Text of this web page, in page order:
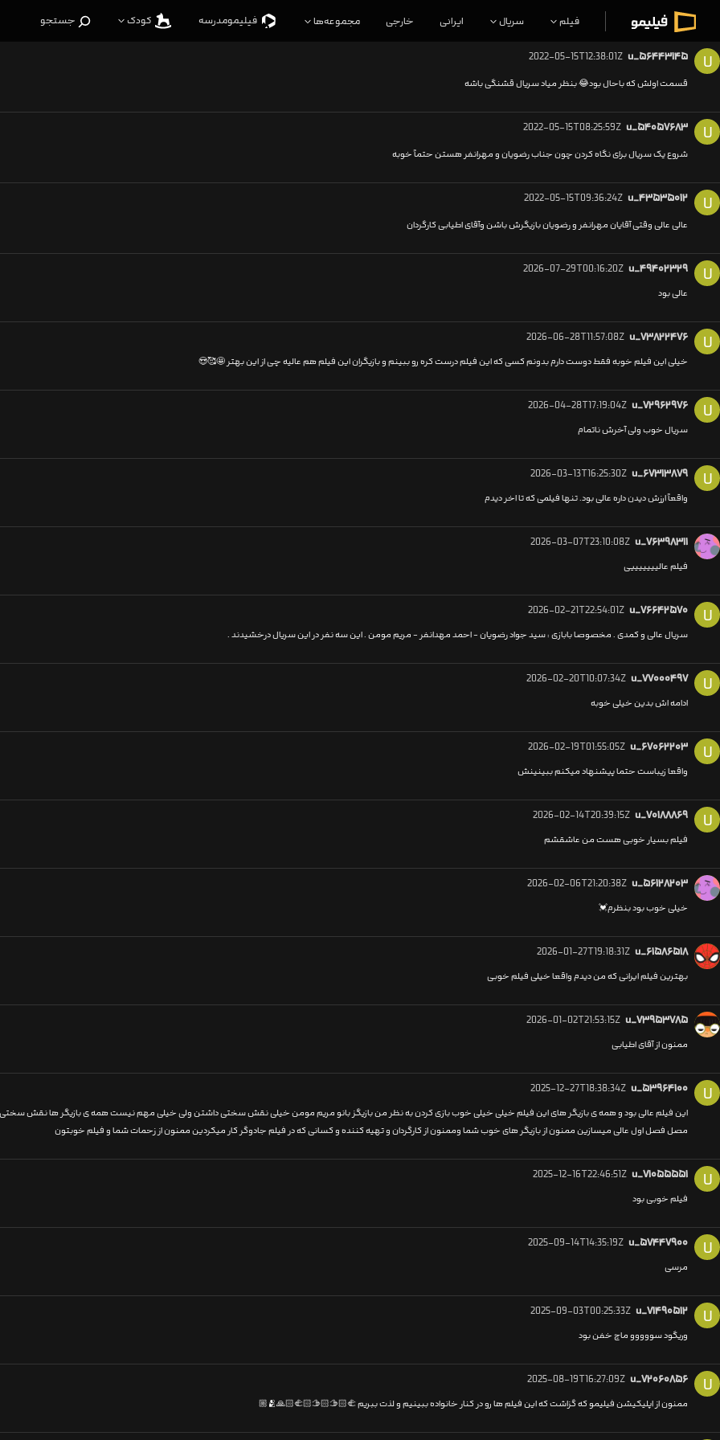
فیلم سریال ایرانی خارجی مجموعه‌ها فیلیمو‌مدرسه کودک جستجو
U u_۵۶۴۴۳۱۴۵ 2022-05-15T12:38:01Z
قسمت اولش که باحال بود😂 بنظر میاد سریال قشنگی باشه
U u_۵۴۰۵۷۶۸۳ 2022-05-15T08:25:59Z
شروع یک سریال برای نگاه کردن چون جناب رضویان و مهرانفر هستن حتماً خوبه
U u_۴۳۵۳۵۰۱۲ 2022-05-15T09:36:24Z
عالی عالی وقتی آقایان مهرانفر و رضویان بازیگرش باشن وآقای اطیابی کارگردان
U u_۴۹۴۰۲۳۲۹ 2026-07-29T00:16:20Z
عالی بود
U u_۷۳۸۲۲۴۷۶ 2026-06-28T11:57:08Z
خیلی این فیلم خوبه فقط دوست دارم بدونم کسی که این فیلم درست کره رو ببینم و بازیگران این فیلم هم عالیه چی از این بهتر 🤩🥰😍
U u_۷۲۹۶۲۹۷۶ 2026-04-28T17:19:04Z
سریال خوب ولی آخرش ناتمام
U u_۶۷۳۱۳۸۷۹ 2026-03-13T16:25:30Z
واقعاً ارزش دیدن داره عالی بود. تنها فیلمی که تا اخر دیدم
u_۷۶۳۹۸۳۱۱ 2026-03-07T23:10:08Z
فیلم عالیییییییی
U u_۷۶۶۴۲۵۷۰ 2026-02-21T22:54:01Z
سریال عالی و کمدی . مخصوصا بابازی : سید جواد رضویان - احمد مهدانفر - مریم مومن . این سه نفر در این سریال درخشیدند .
U u_۷۷۰۰۰۴۹۷ 2026-02-20T10:07:34Z
ادامه اش بدین خیلی خوبه
U u_۶۷۰۶۲۲۰۳ 2026-02-19T01:55:05Z
واقعا زیباست حتما پیشنهاد میکنم ببینینش
U u_۷۰۱۸۸۸۶۹ 2026-02-14T20:39:15Z
فیلم بسیار خوبی هست من عاشقشم
u_۵۶۱۲۸۲۰۳ 2026-02-06T21:20:38Z
خیلی خوب بود بنظرم💓
u_۶۱۵۸۶۵۱۸ 2026-01-27T19:18:31Z
بهترین فیلم ایرانی که من دیدم واقعا خیلی فیلم خوبی
u_۷۳۹۵۳۷۸۵ 2026-01-02T21:53:15Z
ممنون از آقای اطیابی
U u_۵۳۹۶۴۱۰۰ 2025-12-27T18:38:34Z
مصل فصل اول عالی میسازین ممنون از بازیگر های خوب شما وممنون از کارگردان و تهیه کننده و کسانی که در فیلم جادوگر کار میکردین ممنون از زحمات شما و فیلم خوبتون
U u_۷۱۰۵۵۵۵۱ 2025-12-16T22:46:51Z
فیلم خوبی بود
U u_۵۷۴۴۷۹۰۰ 2025-09-14T14:35:19Z
مرسی
U u_۷۱۴۹۰۵۱۲ 2025-09-03T00:25:33Z
وریگود سووووو ماچ خفن بود
U u_۷۲۰۶۰۸۵۶ 2025-08-19T16:27:09Z
ممنون از اپلیکیشن فیلیمو که گزاشت که این فیلم ها رو در کنار خانواده ببینیم و لذت ببریم 🫂🙏🏻🫲🏻🫱🏻🫱🏻‍🫲🏼